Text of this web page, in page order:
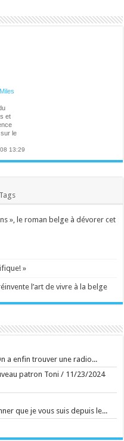
et
le
13:29
à
du
le
12:50
ce
à
11:18
11:14
11:05
jour"
Tags
», le roman belge à dévorer cet
»
l’art de vivre à la belge
a enfin trouver une radio...
patron Toni / 11/23/2024
que je vous suis depuis le...